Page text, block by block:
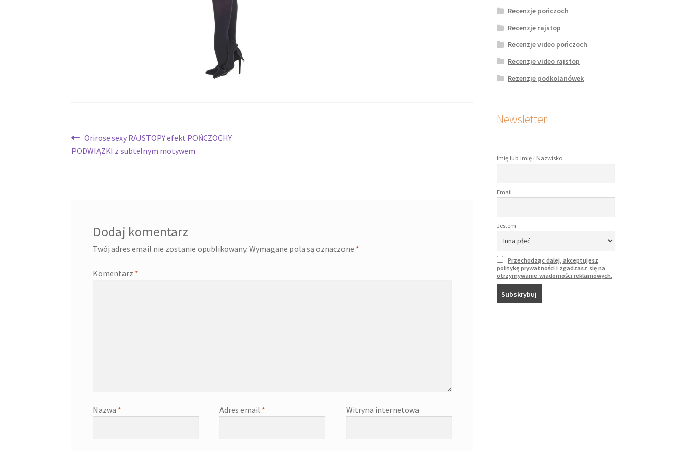
Nawigacja
wpisu
Poprzedni
wpis:
Orirose sexy RAJSTOPY efekt POŃCZOCHY
PODWIĄZKI z subtelnym motywem
Dodaj komentarz
Twój adres email nie zostanie opublikowany. Wymagane pola są oznaczone *
Komentarz *
Nazwa * Adres email * Witryna internetowa
Recenzje pończoch
Recenzje rajstop
Recenzje video pończoch
Recenzje video rajstop
Rezenzje podkolanówek
Newsletter
Imię lub Imię i Nazwisko
Email
Jestem
Przechodząc dalej, akceptujesz
politykę prywatności i zgadzasz się na
otrzymywanie wiadomości reklamowych.